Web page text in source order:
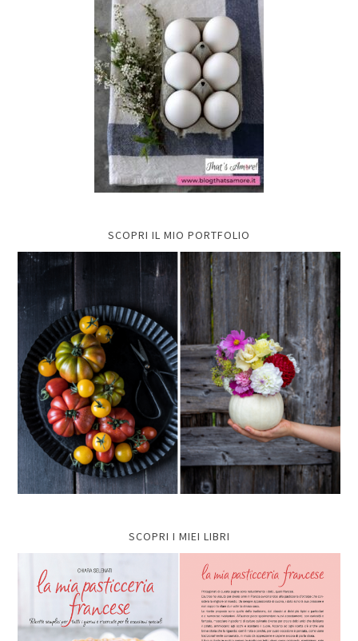
SCOPRI IL MIO PORTFOLIO
SCOPRI I MIEI LIBRI